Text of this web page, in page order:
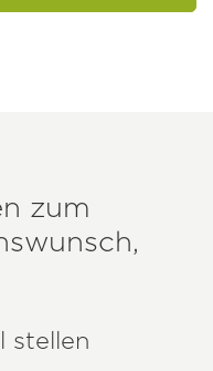
zum
stellen